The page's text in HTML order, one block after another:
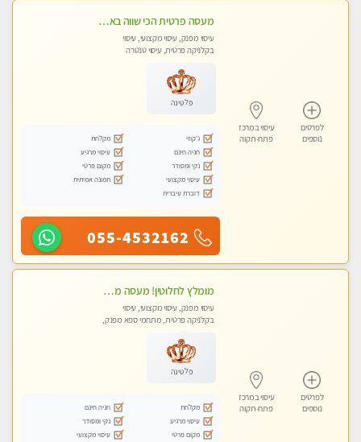
לפרטים
נוספים
עיסוי במרכז
פתח-תקוה
מעסה פרטית הכי שווה באזור המרכז!!!
עיסוי מפנק, עיסוי מקצועי, עיסוי
בקלניקה פרטית, עיסוי טנטרה
פלטינה
ג'קוזי
מקלחת
חניה חינם
עיסוי מרגיע
נקי ומסודר
מקום פרטי
עיסוי מקצועי
תמונה אמיתית
דוברת עיברית
055-4532162
לפרטים
נוספים
עיסוי במרכז
פתח-תקוה
מומלץ לחלוטין! מעסה מקצועית ואיכותית פרטי!!!
עיסוי מפנק, עיסוי מקצועי, עיסוי
בקלניקה פרטית, מתחמי ספא מפנק,
פלטינה
מקלחת
חניה חינם
עיסוי מרגיע
נקי ומסודר
מקום פרטי
עיסוי מקצועי